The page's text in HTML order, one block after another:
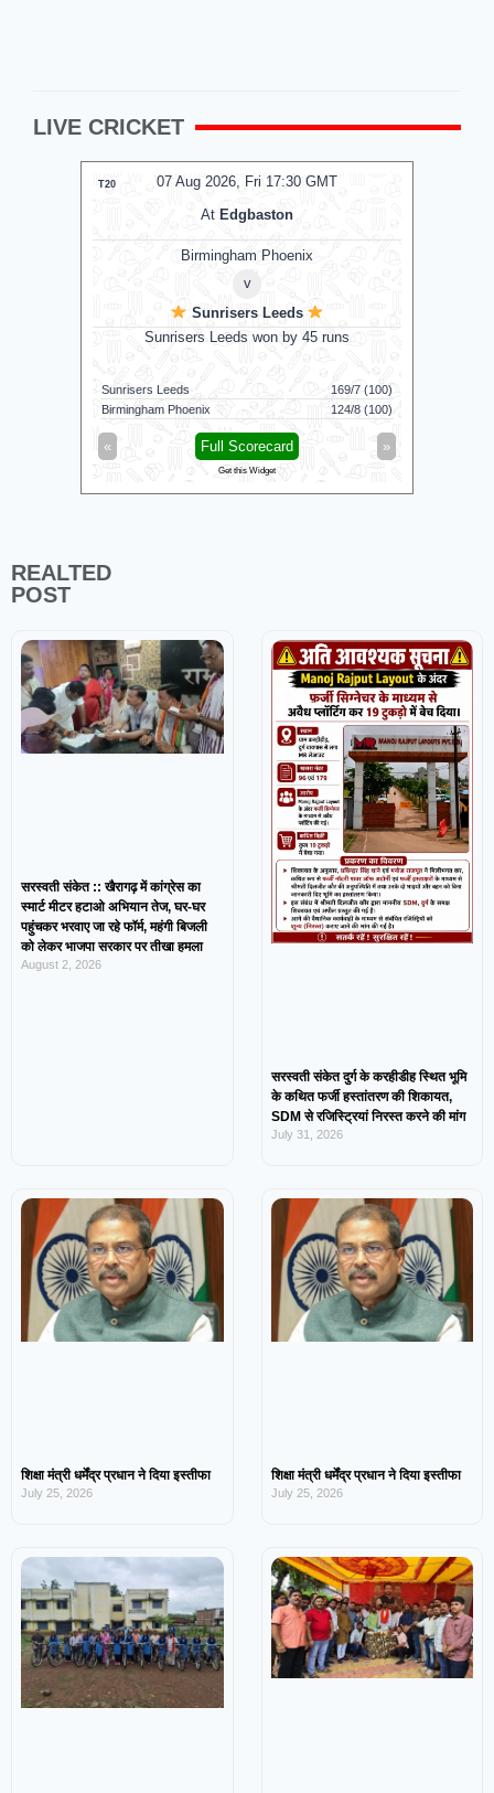
LIVE CRICKET
07 Aug 2026, Fri 17:30 GMT
T20
At Edgbaston
Birmingham Phoenix
v
Sunrisers Leeds
Sunrisers Leeds won by 45 runs
Sunrisers Leeds
169/7 (100)
Birmingham Phoenix
124/8 (100)
« »
Full Scorecard
Get this Widget
REALTED
POST
सरस्वती संकेत :: खैरागढ़ में कांग्रेस का
स्मार्ट मीटर हटाओ अभियान तेज, घर-घर
पहुंचकर भरवाए जा रहे फॉर्म, महंगी बिजली
को लेकर भाजपा सरकार पर तीखा हमला
August 2, 2026
सरस्वती संकेत दुर्ग के करहीडीह स्थित भूमि
के कथित फर्जी हस्तांतरण की शिकायत,
SDM से रजिस्ट्रियां निरस्त करने की मांग
July 31, 2026
शिक्षा मंत्री धर्मेंद्र प्रधान ने दिया इस्तीफा
July 25, 2026
शिक्षा मंत्री धर्मेंद्र प्रधान ने दिया इस्तीफा
July 25, 2026